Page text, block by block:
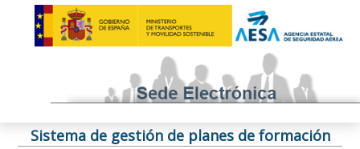
Sistema de gestión de planes de formación